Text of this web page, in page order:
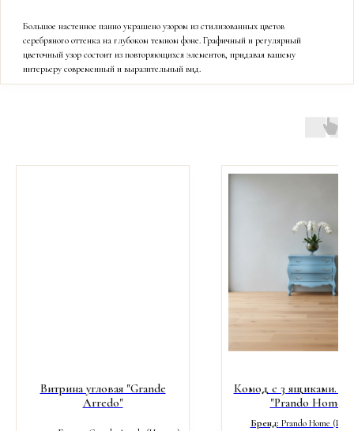
Большое настенное панно украшено узором из стилизованных цветов
серебряного оттенка на глубоком темном фоне. Графичный и регулярный
цветочный узор состоит из повторяющихся элементов, придавая вашему
интерьеру современный и выразительный вид.
Витрина угловая "Grande
Arredo"
Комод с 3 ящиками.
"Prando Home"
Бренд: Prando Home